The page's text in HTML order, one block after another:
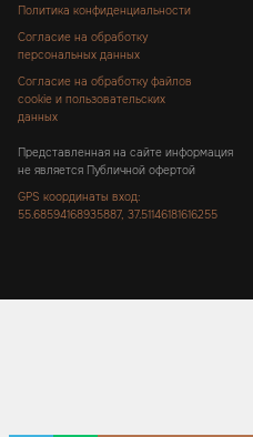
Политика конфиденциальности
Согласие на обработку
персональных данных
Согласие на обработку файлов
cookie и пользовательских
данных
Представленная на сайте информация
не является Публичной офертой
GPS координаты вход:
55.68594168935887, 37.51146181616255